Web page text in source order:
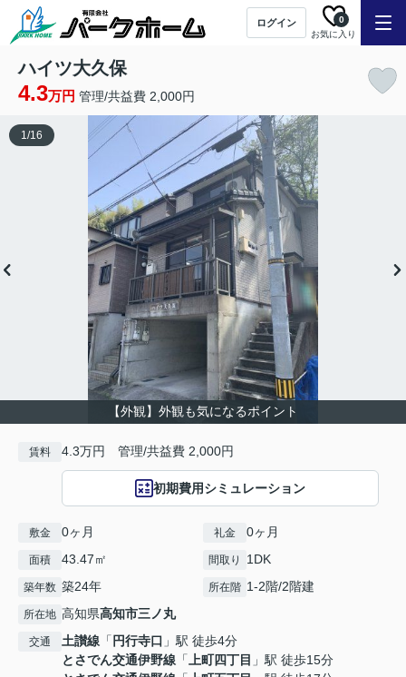
ログイン
お気に入り
0
ハイツ大久保
4.3万円 管理/共益費 2,000円
【外観】外観も気になるポイント
1/16
賃料 4.3万円 管理/共益費 2,000円
初期費用シミュレーション
敷金 0ヶ月 礼金 0ヶ月
面積 43.47㎡ 間取り 1DK
築年数 築24年 所在階 1-2階/2階建
所在地 高知県高知市三ノ丸
交通 土讃線 「 円行寺口 」駅 徒歩4分
とさでん交通伊野線 「上町四丁目 」駅 徒歩15分